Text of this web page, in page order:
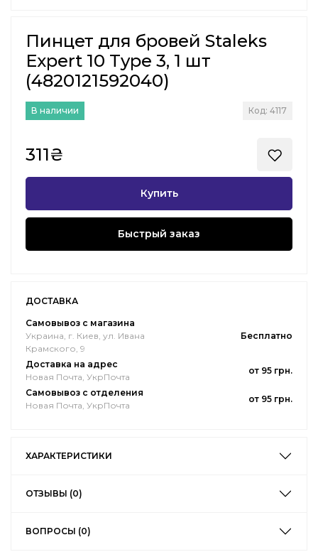
Пинцет для бровей Staleks
Expert 10 Type 3, 1 шт
(4820121592040)
В наличии Код: 4117
311₴
Купить
Быстрый заказ
ДОСТАВКА
Самовывоз с магазина
Украина, г. Киев, ул. Ивана
Крамского, 9
Бесплатно
Доставка на адрес
Новая Почта, УкрПочта
от 95 грн.
Самовывоз с отделения
Новая Почта, УкрПочта
от 95 грн.
ХАРАКТЕРИСТИКИ
ОТЗЫВЫ (0)
ВОПРОСЫ (0)